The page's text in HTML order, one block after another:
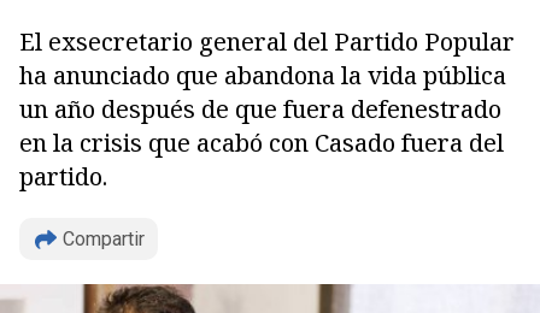
El exsecretario general del Partido Popular
ha anunciado que abandona la vida pública
un año después de que fuera defenestrado
en la crisis que acabó con Casado fuera del
partido.
Compartir
Copiar